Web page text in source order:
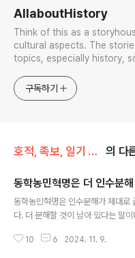
AllaboutHistory
Think of this as a
cultural aspects. The
topics, especially history,
approach will be to resist
generalized viewpoint
구독하기
호적, 족보, 일기 이야기 (역사인구학) 의 다
동학농민혁명은 더 인수분
동학농민혁명은 인수분해가 제대로
다. 더 분해할 것이 남아 있다는 말
동학농민혁명 주체는 "농민"으로 퉁
10 6 2024. 11. 9.